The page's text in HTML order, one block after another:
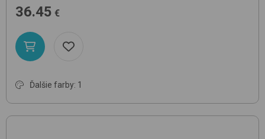
36.45 €
Ďalšie farby: 1